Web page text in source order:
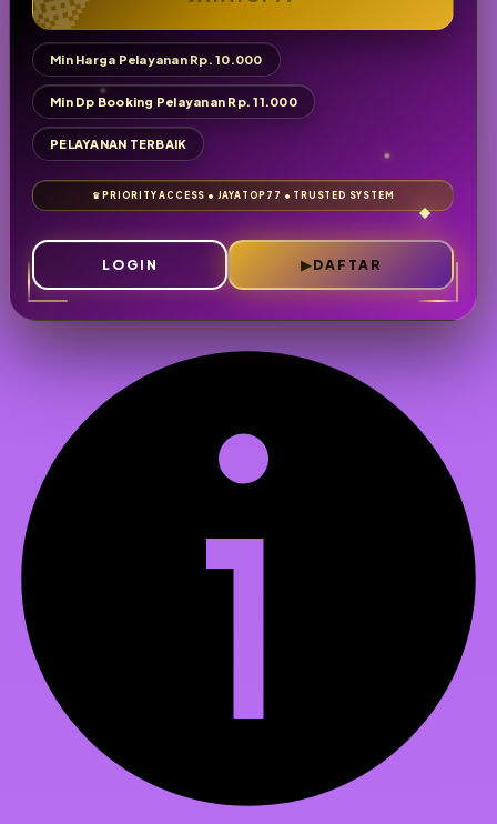
Min Harga Pelayanan Rp. 10.000
Min Dp Booking Pelayanan Rp. 11.000
PELAYANAN TERBAIK
LOGIN DAFTAR